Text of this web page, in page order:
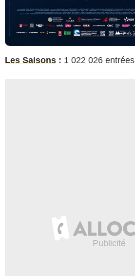
Les Saisons : 1 022 026 entrées